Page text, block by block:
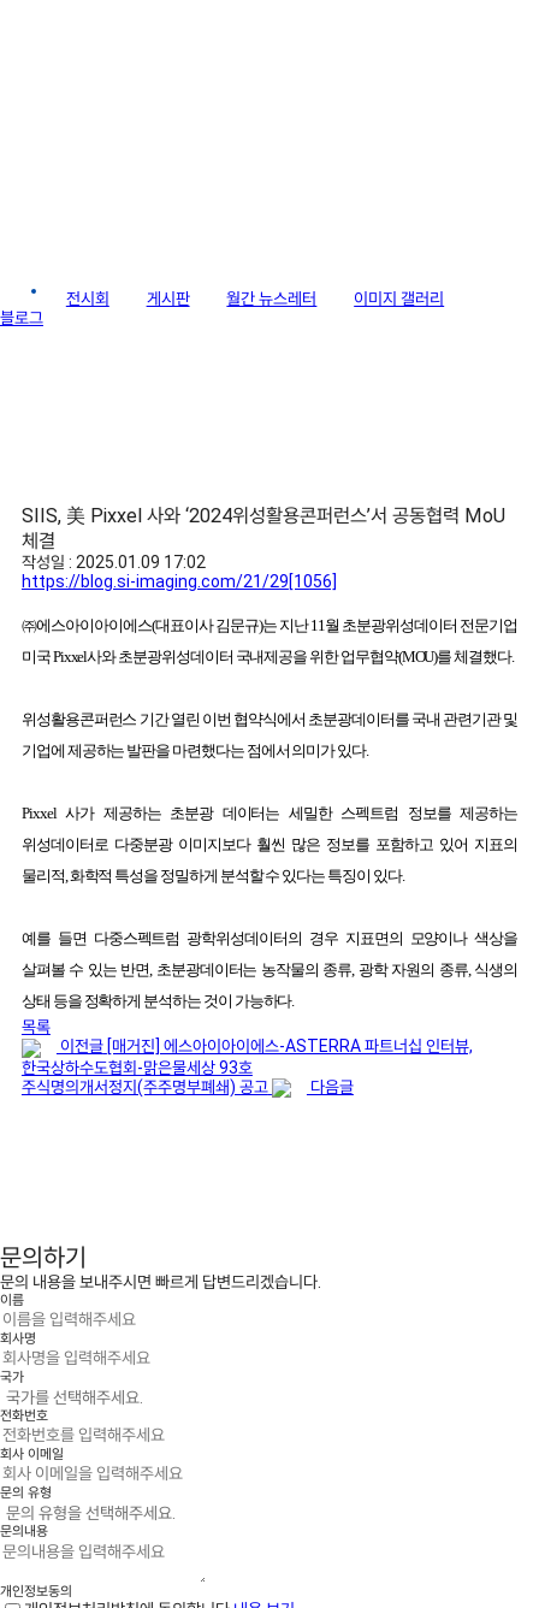
전시회 게시판 월간 뉴스레터
이미지 갤러리
블로그
SIIS, 美 Pixxel 사와 ‘2024위성활용콘퍼런스’서 공동협력 MoU
체결
작성일 : 2025.01.09 17:02
https://blog.si-imaging.com/21/29[1056]
㈜에스아이아이에스(대표이사 김문규)는 지난11월 초분광위성데이터 전문기업
미국Pixxel사와 초분광위성데이터 국내제공을 위한 업무협약(MOU)를 체결했다.
위성활용콘퍼런스 기간 열린 이번 협약식에서 초분광데이터를 국내 관련기관 및
기업에 제공하는 발판을 마련했다는 점에서 의미가 있다.
Pixxel사가 제공하는 초분광 데이터는 세밀한 스펙트럼 정보를 제공하는
위성데이터로 다중분광 이미지보다 훨씬 많은 정보를 포함하고 있어 지표의
물리적,화학적 특성을 정밀하게 분석할 수 있다는 특징이 있다.
예를 들면 다중스펙트럼 광학위성데이터의 경우 지표면의 모양이나 색상을
살펴볼 수 있는 반면, 초분광데이터는 농작물의 종류, 광학 자원의 종류, 식생의
상태 등을 정확하게 분석하는 것이 가능하다.
목록
이전글 [매거진] 에스아이아이에스-ASTERRA 파트너십 인터뷰,
한국상하수도협회-맑은물세상 93호
주식명의개서정지(주주명부폐쇄) 공고
다음글
문의하기
문의 내용을 보내주시면 빠르게 답변드리겠습니다.
이름
회사명
국가
전화번호
회사 이메일
문의 유형
문의내용
개인정보동의